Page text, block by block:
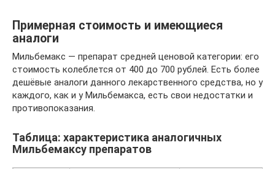
Примерная стоимость и имеющиеся
аналоги
Мильбемакс — препарат средней ценовой категории: его
стоимость колеблется от 400 до 700 рублей. Есть более
дешёвые аналоги данного лекарственного средства, но у
каждого, как и у Мильбемакса, есть свои недостатки и
противопоказания.
Таблица: характеристика аналогичных
Мильбемаксу препаратов